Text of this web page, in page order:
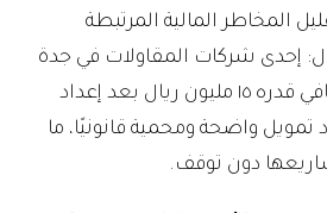
المخاطر المالية المرتبطة
إحدى شركات المقاولات في جدة
حصلت على تمويل إضافي قدره ١٥ مليون ريال بعد إعداد
واضحة ومحمية قانونيًا، ما
دون توقف.